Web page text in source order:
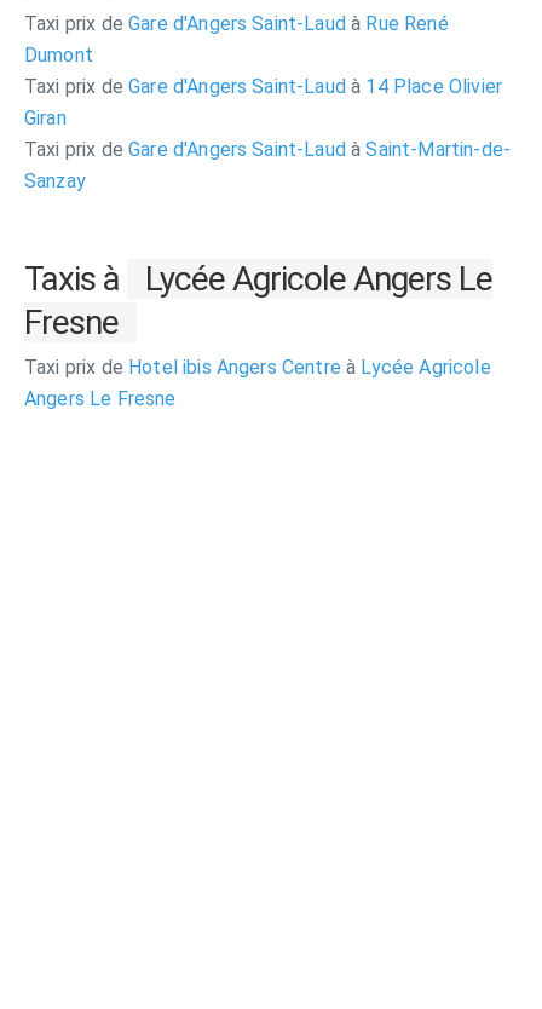
Taxi prix de Gare d'Angers Saint-Laudà Rue René
Dumont
Taxi prix de Gare d'Angers Saint-Laudà 14 Place Olivier
Giran
Taxi prix de Gare d'Angers Saint-Laudà Saint-Martin-de-
Sanzay
Taxis à
Lycée Agricole Angers Le
Fresne
Taxi prix de Hotel ibis Angers Centreà Lycée Agricole
Angers Le Fresne